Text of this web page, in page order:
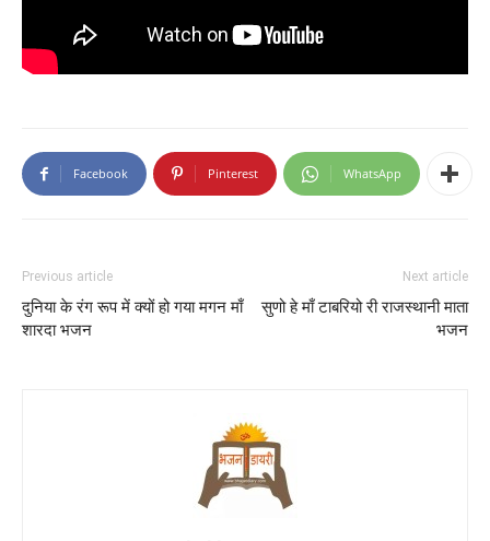
Facebook Pinterest WhatsApp
Previous article
दुनिया के रंग रूप में क्यों हो गया मगन माँ
शारदा भजन
Next article
सुणो हे माँ टाबरियो री राजस्थानी माता
भजन